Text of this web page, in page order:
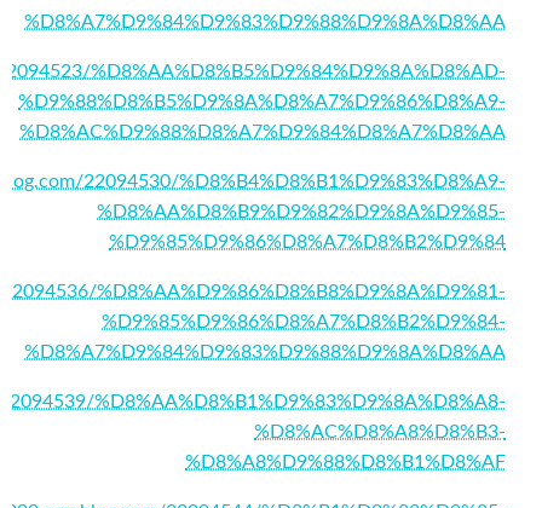
%D8%A7%D9%84%D9%83%D9%88%D9%8A%D8%AA
%D8%AA%D8%B5%D9%84%D9%8A%D8%AD-
%D9%88%D8%B5%D9%8A%D8%A7%D9%86%D8%A9-
%D8%AC%D9%88%D8%A7%D9%84%D8%A7%D8%AA
22094530/%D8%B4%D8%B1%D9%83%D8%A9-
%D8%AA%D8%B9%D9%82%D9%8A%D9%85-
%D9%85%D9%86%D8%A7%D8%B2%D9%84
%D8%AA%D9%86%D8%B8%D9%8A%D9%81-
%D9%85%D9%86%D8%A7%D8%B2%D9%84-
%D8%A7%D9%84%D9%83%D9%88%D9%8A%D8%AA
%D8%AA%D8%B1%D9%83%D9%8A%D8%A8-
%D8%AC%D8%A8%D8%B3-
%D8%A8%D9%88%D8%B1%D8%AF